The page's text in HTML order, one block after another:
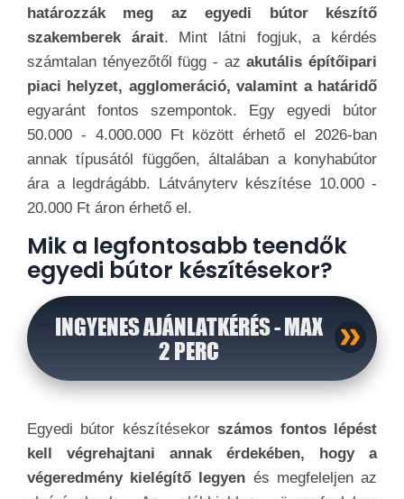
határozzák meg az egyedi bútor készítő
szakemberek árait. Mint látni fogjuk, a kérdés
számtalan tényezőtől függ - az akutális építőipari
piaci helyzet, agglomeráció, valamint a határidő
egyaránt fontos szempontok. Egy egyedi bútor
50.000 - 4.000.000 Ft között érhető el 2026-ban
annak típusától függően, általában a konyhabútor
ára a legdrágább. Látványterv készítése 10.000 -
20.000 Ft áron érhető el.
Mik a legfontosabb teendők
egyedi bútor készítésekor?
INGYENES AJÁNLATKÉRÉS - MAX
2 PERC
Egyedi bútor készítésekorszámos fontos lépést
kell végrehajtani annak érdekében, hogy a
végeredmény kielégítő legyen és megfeleljen az